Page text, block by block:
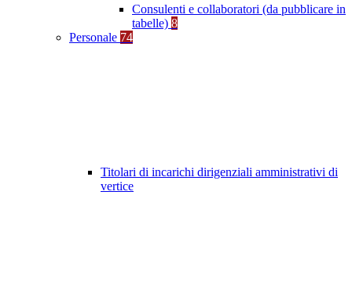
Consulenti e collaboratori (da pubblicare in
tabelle) 8
Personale 74
Titolari di incarichi dirigenziali amministrativi di
vertice